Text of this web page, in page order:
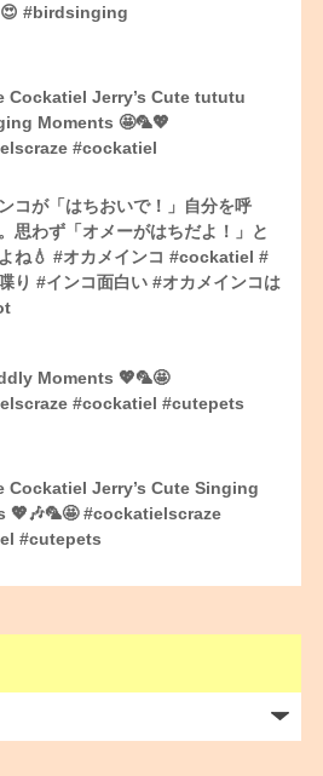
#birdsinging
Cockatiel Jerry’s Cute tututu
Moments 🤩🦜💖
#cockatiel
コが「はちおいで！」自分を呼
思わず「オメーがはちだよ！」と
ね💧 #オカメインコ #cockatiel #
り #インコ面白い #オカメインコは
Moments 💖🦜🤩
#cockatiel #cutepets
Cockatiel Jerry’s Cute Singing
💖🎶🦜🤩 #cockatielscraze
#cutepets